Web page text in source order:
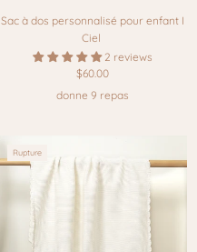
Sac à dos personnalisé pour enfant I
Ciel
2 reviews
$60.00
donne 9 repas
Rupture